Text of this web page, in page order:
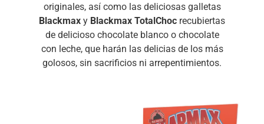
originales, así como las deliciosas galletas
Blackmax y Blackmax TotalChoc recubiertas
de delicioso chocolate blanco o chocolate
con leche, que harán las delicias de los más
golosos, sin sacrificios ni arrepentimientos.